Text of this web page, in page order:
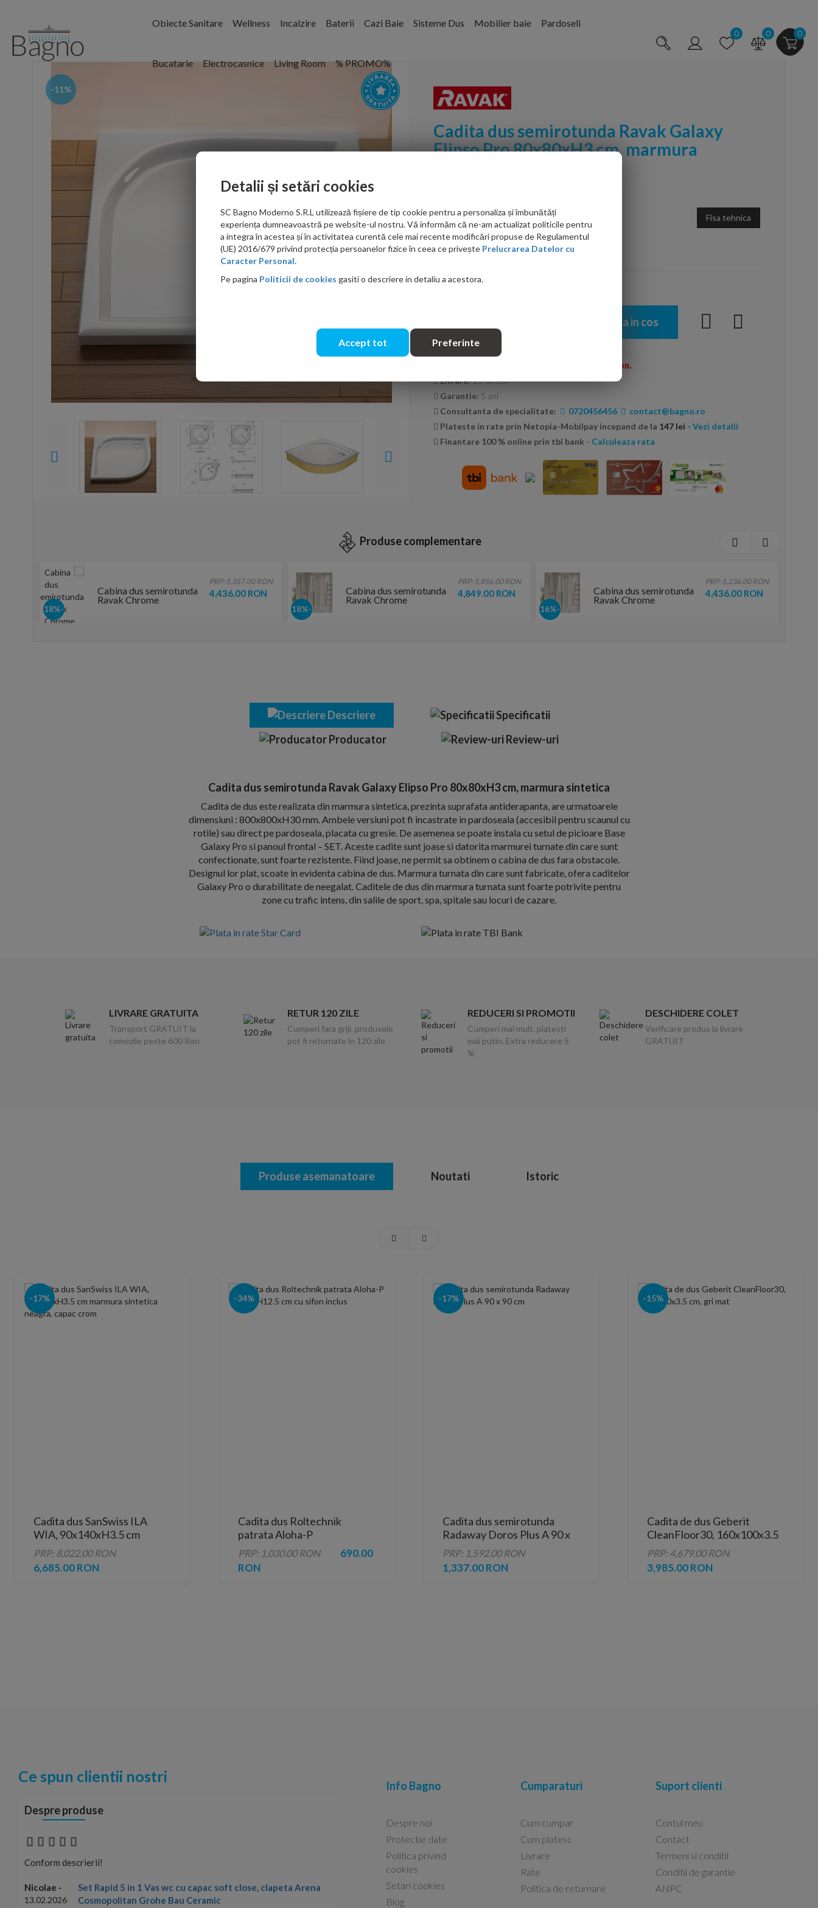
Obiecte Sanitare Wellness Incalzire Baterii Cazi Baie Sisteme Dus Mobilier baie Pardoseli
Bucatarie Electrocasnice Living Room % PROMO%
0 0 0
-11%
Cadita dus semirotunda Ravak Galaxy
Elipso Pro 80x80xH3 cm, marmura
PRP: 979.00 RON
881.00 RON Fisa tehnica
Ati gasit in alta parte mai ieftin?
Adauga in cos
Transport GRATUIT la comenzi peste 600 Ron.
Livrare:15-30 zile
Garantie: 5 ani
Consultanta de specialitate:
0720456456
contact@bagno.ro
Plateste in rate prin Netopia-Mobilpay incepand de la 147 lei - Vezi detalii
Finantare 100 % online prin tbi bank - Calculeaza rata
Produse complementare
-16%
Cabina dus semirotunda
Ravak Chrome
PRP: 5,236.00 RON
4,436.00 RON
-18%
Cabina dus semirotunda
Ravak Chrome
PRP: 5,856.00 RON
4,849.00 RON
-18%
Cabina dus semirotunda
Ravak Chrome
PRP: 5,357.00 RON
4,436.00 RON
Descriere
Specificatii
Producator
Review-uri
Cadita dus semirotunda Ravak Galaxy Elipso Pro 80x80xH3 cm, marmura sintetica
Cadita de dus este realizata din marmura sintetica, prezinta suprafata antiderapanta, are urmatoarele
dimensiuni : 800x800xH30 mm. Ambele versiuni pot fi incastrate in pardoseala (accesibil pentru scaunul cu
rotile) sau direct pe pardoseala, placata cu gresie. De asemenea se poate instala cu setul de picioare Base
Galaxy Pro si panoul frontal – SET. Aceste cadite sunt joase si datorita marmurei turnate din care sunt
confectionate, sunt foarte rezistente. Fiind joase, ne permit sa obtinem o cabina de dus fara obstacole.
Designul lor plat, scoate in evidenta cabina de dus. Marmura turnata din care sunt fabricate, ofera caditelor
Galaxy Pro o durabilitate de neegalat. Caditele de dus din marmura turnata sunt foarte potrivite pentru
zone cu trafic intens, din salile de sport, spa, spitale sau locuri de cazare.
LIVRARE GRATUITA
Transport GRATUIT la
comezile peste 600 Ron
RETUR 120 ZILE
Cumperi fara griji, produsele
pot fi returnate in 120 zile
REDUCERI SI PROMOTII
Cumperi mai mult, platesti
mai putin. Extra reducere 5
%
DESCHIDERE COLET
Verificare produs la livrare
GRATUIT
Produse asemanatoare Noutati Istoric
-17%
Cadita dus SanSwiss ILA
WIA, 90x140xH3.5 cm
marmura sintetica neagra,
capac crom
PRP: 8,022.00 RON
6,685.00 RON
-34%
Cadita dus Roltechnik
patrata Aloha-P
90x90xH12.5 cm cu sifon
inclus
PRP: 1,030.00 RON
690.00
RON
-17%
Cadita dus semirotunda
Radaway Doros Plus A 90 x
90 cm
PRP: 1,592.00 RON
1,337.00 RON
-15%
Cadita de dus Geberit
CleanFloor30, 160x100x3.5
cm, gri mat
PRP: 4,679.00 RON
3,985.00 RON
Ce spun clientii nostri
Despre produse
Conform descrierii!
Nicolae -
13.02.2026
Set Rapid 5 in 1 Vas wc cu capac soft close, clapeta Arena
Cosmopolitan Grohe Bau Ceramic
Conform descrierii!
13.02.2026
Capacele Grohe sunt de bună calitate și se
Marius -08.02.2026
Info Bagno
Despre noi
Protectie date
Politica privind
cookies
Setari cookies
Blog
Cumparaturi
Cum cumpar
Cum platesc
Livrare
Rate
Politica de returnare
Suport clienti
Contul meu
Contact
Termeni si conditii
Conditii de garantie
ANPC
Detalii și setări cookies
SC Bagno Moderno S.R.L utilizează fișiere de tip cookie pentru a personaliza și îmbunătăți
experiența dumneavoastră pe website-ul nostru. Vă informăm că ne-am actualizat politicile pentru
a integra în acestea și în activitatea curentă cele mai recente modificări propuse de Regulamentul
(UE) 2016/679 privind protecția persoanelor fizice în ceea ce privește Prelucrarea Datelor cu
Caracter Personal.
Pe pagina Politicii de cookies gasiti o descriere in detaliu a acestora.
Accept tot Preferinte